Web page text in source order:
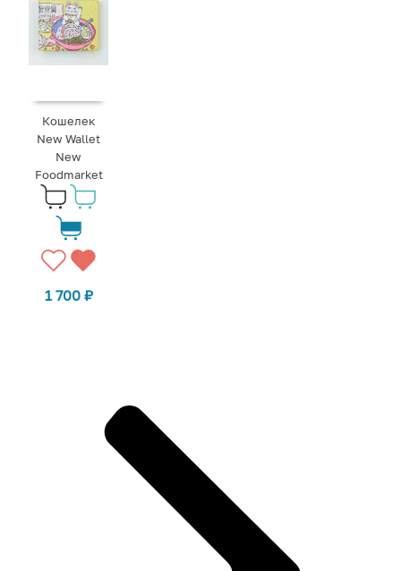
Кошелек
New Wallet
New
Foodmarket
1 700 ₽